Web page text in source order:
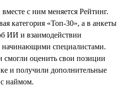
с ним меняется Рейтинг.
категория «Топ-30», а в анкеты
ИИ и взаимодействии
специалистами.
оценить свои позиции
и получили дополнительные
наймом.